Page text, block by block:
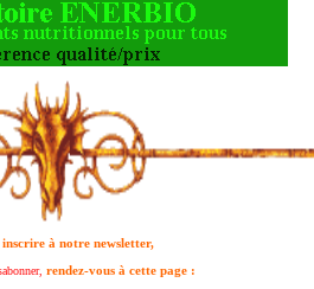
à notre newsletter,
rendez-vous à cette page :